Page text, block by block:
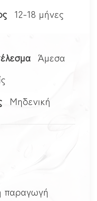
12-18 μήνες
Άμεσα
Μηδενική
παραγωγή